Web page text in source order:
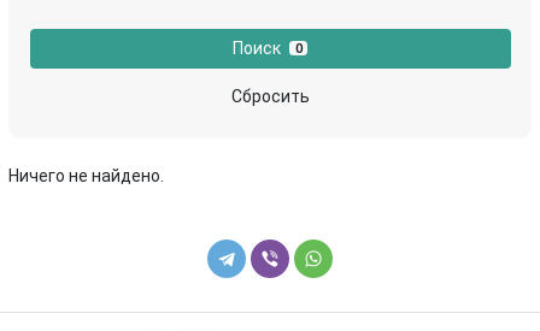
Поиск 0
Сбросить
Ничего не найдено.